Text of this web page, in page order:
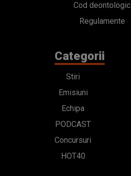
Cod deontologic
Regulamente
Categorii
Stiri
Emisiuni
Echipa
PODCAST
Concursuri
HOT40